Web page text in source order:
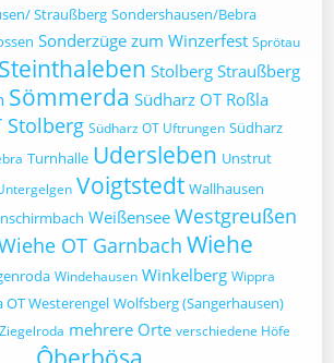
Straußberg Sondershausen/Bebra
Sonderzüge zum Winzerfest Sprötau
Steinthaleben Stolberg Straußberg
Sömmerda Südharz OT Roßla
Stolberg Südharz OT Uftrungen Südharz
Turnhalle Udersleben Unstrut
Voigtstedt Wallhausen
Weißensee Westgreußen
OT Garnbach Wiehe
Windehausen Winkelberg Wippra
Westerengel Wolfsberg (Sangerhausen)
Ziegelroda mehrere Orte verschiedene Höfe